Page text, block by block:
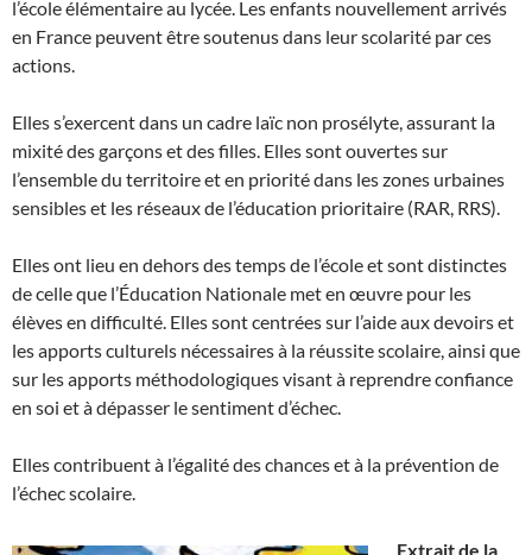
l’école élémentaire au lycée. Les enfants nouvellement arrivés
en France peuvent être soutenus dans leur scolarité par ces
actions.
Elles s’exercent dans un cadre laïc non prosélyte, assurant la
mixité des garçons et des filles. Elles sont ouvertes sur
l’ensemble du territoire et en priorité dans les zones urbaines
sensibles et les réseaux de l’éducation prioritaire (RAR, RRS).
Elles ont lieu en dehors des temps de l’école et sont distinctes
de celle que l’Éducation Nationale met en œuvre pour les
élèves en difficulté. Elles sont centrées sur l’aide aux devoirs et
les apports culturels nécessaires à la réussite scolaire, ainsi que
sur les apports méthodologiques visant à reprendre confiance
en soi et à dépasser le sentiment d’échec.
Elles contribuent à l’égalité des chances et à la prévention de
l’échec scolaire.
Extrait de la